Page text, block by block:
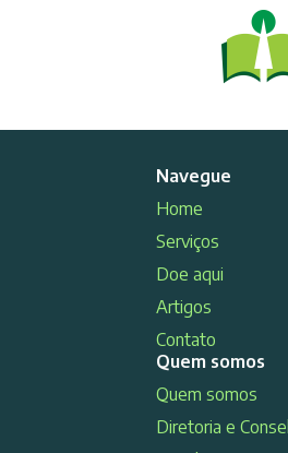
Navegue
Home
Serviços
Doe aqui
Artigos
Contato
Quem somos
Quem somos
Diretoria e